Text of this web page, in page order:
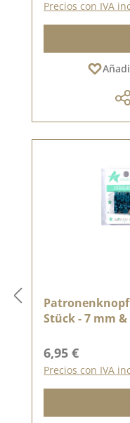
Precios con IVA
Stück - 7 mm
Precio normal:
6,95 €
Precios con IVA